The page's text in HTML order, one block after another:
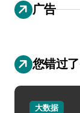
广告
您错过了
大数据